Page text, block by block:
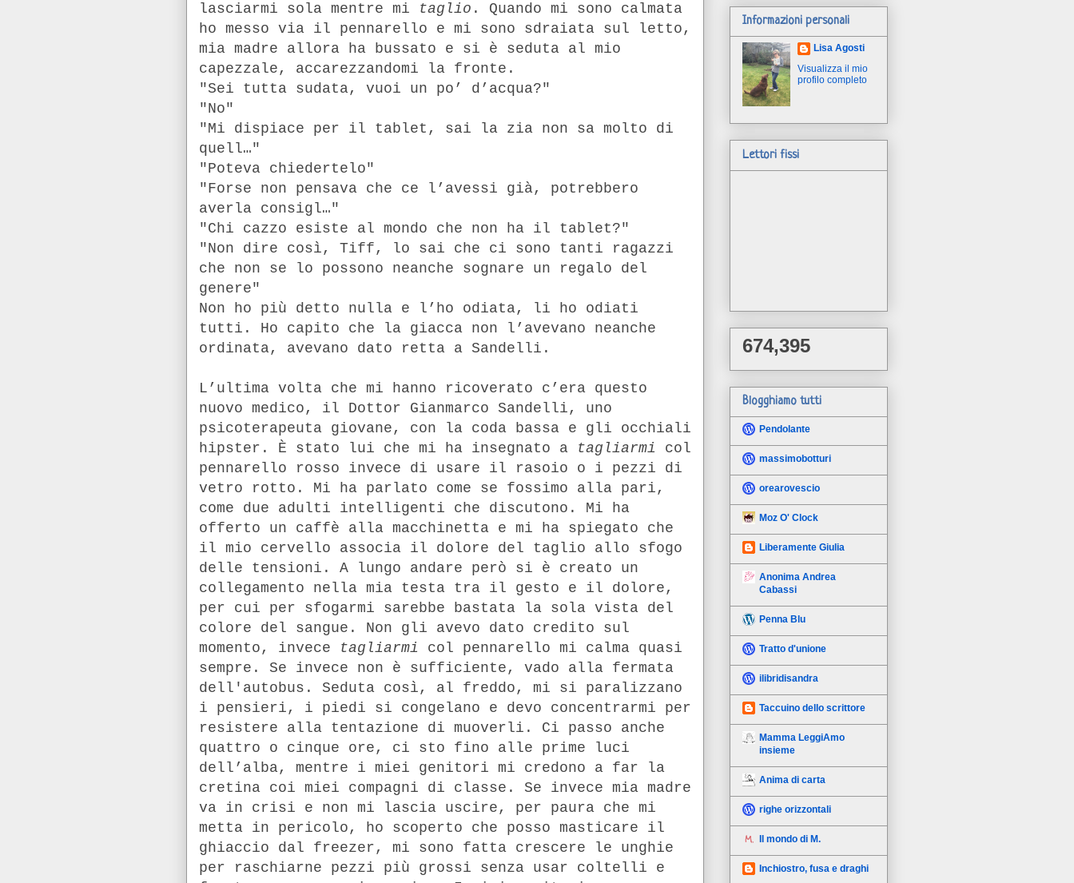
lasciarmi sola mentre mi taglio . Quando mi sono calmata
ho messo via il pennarello e mi sono sdraiata sul letto,
mia madre allora ha bussato e si è seduta al mio
capezzale, accarezzandomi la fronte.
"Sei tutta sudata, vuoi un po’ d’acqua?"
"No"
"Mi dispiace per il tablet, sai la zia non sa molto di
quell…"
"Poteva chiedertelo"
"Forse non pensava che ce l’avessi già, potrebbero
averla consigl…"
"Chi cazzo esiste al mondo che non ha il tablet?"
"Non dire così, Tiff, lo sai che ci sono tanti ragazzi
che non se lo possono neanche sognare un regalo del
genere"
Non ho più detto nulla e l’ho odiata, li ho odiati
tutti. Ho capito che la giacca non l’avevano neanche
ordinata, avevano dato retta a Sandelli.
L’ultima volta che mi hanno ricoverato c’era questo
nuovo medico, il Dottor Gianmarco Sandelli, uno
psicoterapeuta giovane, con la coda bassa e gli occhiali
hipster. È stato lui che mi ha insegnato a tagliarmi col
pennarello rosso invece di usare il rasoio o i pezzi di
vetro rotto. Mi ha parlato come se fossimo alla pari,
come due adulti intelligenti che discutono. Mi ha
offerto un caffè alla macchinetta e mi ha spiegato che
il mio cervello associa il dolore del taglio allo sfogo
delle tensioni. A lungo andare però si è creato un
collegamento nella mia testa tra il gesto e il dolore,
per cui per sfogarmi sarebbe bastata la sola vista del
colore del sangue. Non gli avevo dato credito sul
momento, invece tagliarmi col pennarello mi calma quasi
sempre. Se invece non è sufficiente, vado alla fermata
dell'autobus. Seduta così, al freddo, mi si paralizzano
i pensieri, i piedi si congelano e devo concentrarmi per
resistere alla tentazione di muoverli. Ci passo anche
quattro o cinque ore, ci sto fino alle prime luci
dell’alba, mentre i miei genitori mi credono a far la
cretina coi miei compagni di classe. Se invece mia madre
va in crisi e non mi lascia uscire, per paura che mi
metta in pericolo, ho scoperto che posso masticare il
ghiaccio dal freezer, mi sono fatta crescere le unghie
per raschiarne pezzi più grossi senza usar coltelli e
Informazioni personali
Lisa Agosti
Visualizza il mio
profilo completo
Lettori fissi
674,395
Blogghiamo tutti
Pendolante
massimobotturi
orearovescio
Moz O' Clock
Liberamente Giulia
Anonima Andrea
Cabassi
Penna Blu
Tratto d'unione
ilibridisandra
Taccuino dello scrittore
Mamma LeggiAmo
insieme
Anima di carta
righe orizzontali
Il mondo di M.
Inchiostro, fusa e draghi